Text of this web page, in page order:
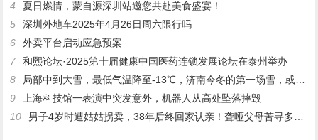
4
夏日燃情，蒙自源深圳站邀您共赴美食盛宴！
5
深圳外地车2025年4月26日周六限行吗
6
外卖平台启动应急预案
7
和熙论坛·2025第十届健康中国医药连锁发展论坛在泰州举办
8
局部中到大雪，最低气温降至-13℃，济南今冬的第一场雪，或跟去年同一时间！
9
上海科技馆一表演中突发意外，机器人从高处坠落摔毁
10
男子4岁时遭姑姑拐卖，38年后终回家认亲！聋哑父母苦寻多年，母亲已抱憾离世丨红星寻人